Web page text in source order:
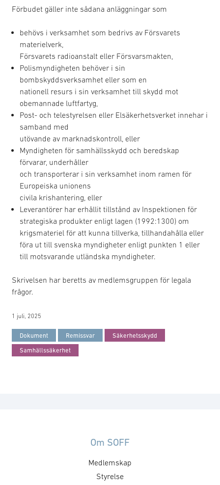
Förbudet gäller inte sådana anläggningar som
behövs i verksamhet som bedrivs av Försvarets
materielverk,
Försvarets radioanstalt eller Försvarsmakten,
Polismyndigheten behöver i sin
bombskyddsverksamhet eller som en
nationell resurs i sin verksamhet till skydd mot
obemannade luftfartyg,
Post- och telestyrelsen eller Elsäkerhetsverket innehar i
samband med
utövande av marknadskontroll, eller
Myndigheten för samhällsskydd och beredskap
förvarar, underhåller
och transporterar i sin verksamhet inom ramen för
Europeiska unionens
civila krishantering, eller
Leverantörer har erhållit tillstånd av Inspektionen för
strategiska produkter enligt lagen (1992:1300) om
krigsmateriel för att kunna tillverka, tillhandahålla eller
föra ut till svenska myndigheter enligt punkten 1 eller
till motsvarande utländska myndigheter.
Skrivelsen har beretts av medlemsgruppen för legala
frågor.
1 juli, 2025
Dokument Remissvar Säkerhetsskydd
Samhällssäkerhet
Om SOFF
Medlemskap
Styrelse